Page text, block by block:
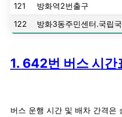
121
방화역2번출구
122
방화3동주민센터.국립
1. 642번 버스 시간
버스 운행 시간 및 배차 간격은